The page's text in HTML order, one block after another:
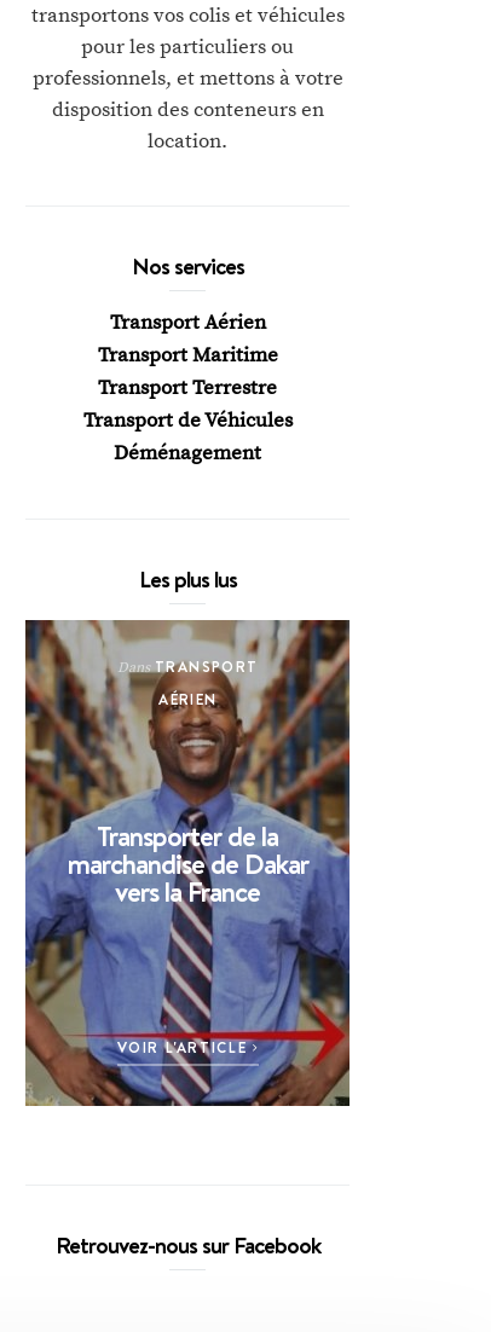
transportons vos colis et véhicules
pour les particuliers ou
professionnels, et mettons à votre
disposition des conteneurs en
location.
Nos services
Transport Aérien
Transport Maritime
Transport Terrestre
Transport de Véhicules
Déménagement
Les plus lus
Dans TRANSPORT
AÉRIEN
Transporter de la
marchandise de Dakar
vers la France
VOIR L'ARTICLE
Retrouvez-nous sur Facebook